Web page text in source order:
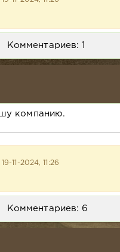
Комментариев: 1
компанию.
11-2024, 11:26
Комментариев: 6